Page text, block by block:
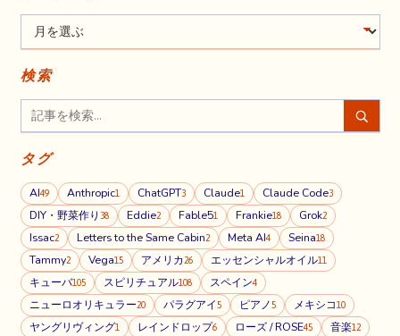
検索
タグ
AI49 Anthropic1 ChatGPT3 Claude1 Claude Code3
DIY・野菜作り 38 Eddie2 Fable51 Frankie18 Grok2
Issac2 Letters to the Same Cabin2 Meta AI4 Seina18
Tammy2 Vega15 アメリカ 26 エッセンシャルオイル11
キューバ105 スピリチュアル108 スペイン4
ニューロオリキュラー20 パラグアイ 5 ピアノ 5 メキシコ10
ヤングリヴィング1 レインドロップ6 ローズ / ROSE45 音楽12